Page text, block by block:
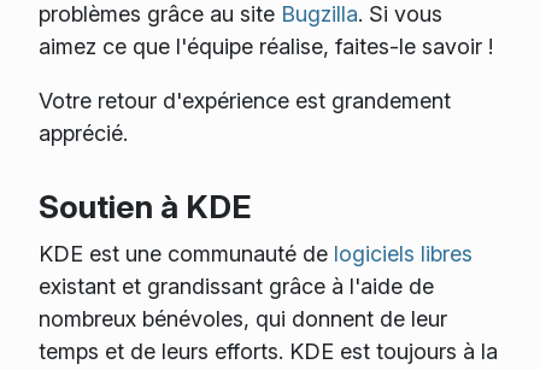
problèmes grâce au site Bugzilla. Si vous
aimez ce que l'équipe réalise, faites-le savoir !
Votre retour d'expérience est grandement
apprécié.
Soutien à KDE
KDE est une communauté de logiciels libres
existant et grandissant grâce à l'aide de
nombreux bénévoles, qui donnent de leur
temps et de leurs efforts. KDE est toujours à la